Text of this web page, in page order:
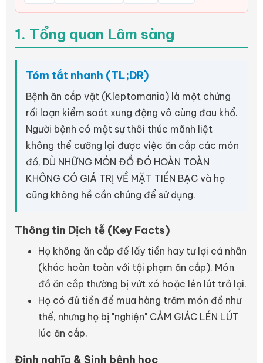
1. Tổng quan Lâm sàng
Tóm tắt nhanh (TL;DR)
Bệnh ăn cắp vặt (Kleptomania) là một chứng
rối loạn kiểm soát xung động vô cùng đau khổ.
Người bệnh có một sự thôi thúc mãnh liệt
không thể cưỡng lại được việc ăn cắp các món
đồ, DÙ NHỮNG MÓN ĐỒ ĐÓ HOÀN TOÀN
KHÔNG CÓ GIÁ TRỊ VỀ MẶT TIỀN BẠC và họ
cũng không hề cần chúng để sử dụng.
Thông tin Dịch tễ (Key Facts)
Họ không ăn cắp để lấy tiền hay tư lợi cá nhân
(khác hoàn toàn với tội phạm ăn cắp). Món
đồ ăn cắp thường bị vứt xó hoặc lén lút trả lại.
Họ có đủ tiền để mua hàng trăm món đồ như
thế, nhưng họ bị "nghiện" CẢM GIÁC LÉN LÚT
lúc ăn cắp.
Định nghĩa & Sinh bệnh học